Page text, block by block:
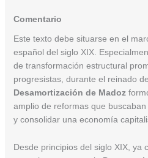
Comentario
Este texto debe situarse en el
español del siglo XIX.
de transformación estructural
progresistas, durante el reinado
Desamortización de Madoz
amplio de reformas que
y consolidar una economía
Desde principios del siglo XIX, ya